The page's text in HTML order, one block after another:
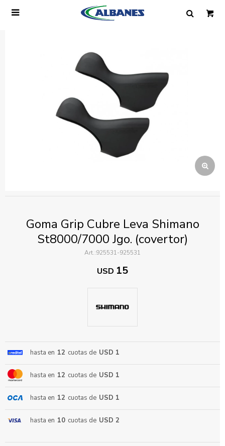

Goma Grip Cubre Leva Shimano
St8000/7000 Jgo. (covertor)
925531-925531
USD 15
hasta en 12 cuotas de USD 1
hasta en 12 cuotas de USD 1
hasta en 12 cuotas de USD 1
hasta en 10 cuotas de USD 2
tengamos stock disponible.
Correo electrónico